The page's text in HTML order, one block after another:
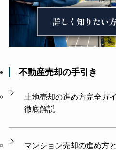
不動産売却の手引き
土地売却の進め方完全ガ
徹底解説
マンション売却の進め方